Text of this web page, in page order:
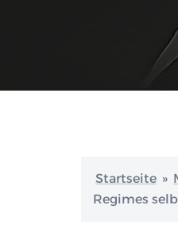
Startseite »
Regimes